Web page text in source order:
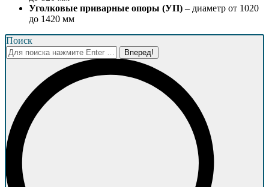
Уголковые приварные опоры (УП) – диаметр от 1020
до 1420 мм
Поиск
Поиск: